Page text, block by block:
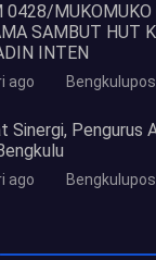
0428/MUKOMUKO
SAMBUT HUT
INTEN
ago
Sinergi, Pengurus
ago